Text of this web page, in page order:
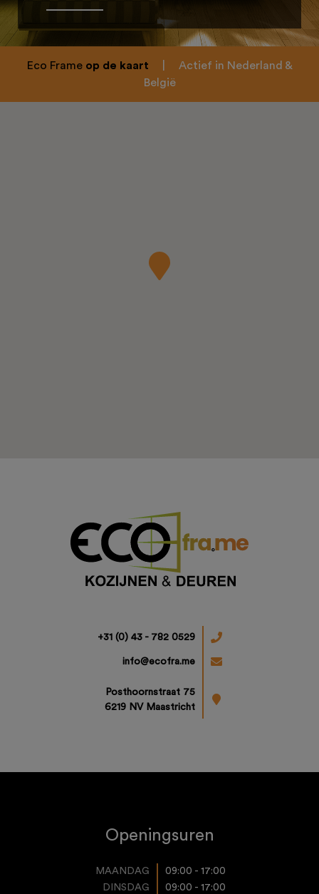
Eco Frame op de kaart
Actief in Nederland &
België
+31 (0) 43 - 782 0529
info@ecofra.me
Posthoornstraat 75
6219 NV Maastricht
Openingsuren
MAANDAG
09:00 - 17:00
DINSDAG
09:00 - 17:00